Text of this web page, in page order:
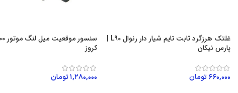
غلتک هرزگرد ثابت تایم شیار دار رنوال L90 |
پارس نیکان
۶۶۰,۰۰۰تومان
کروز
۱,۲۸۰,۰۰۰تومان